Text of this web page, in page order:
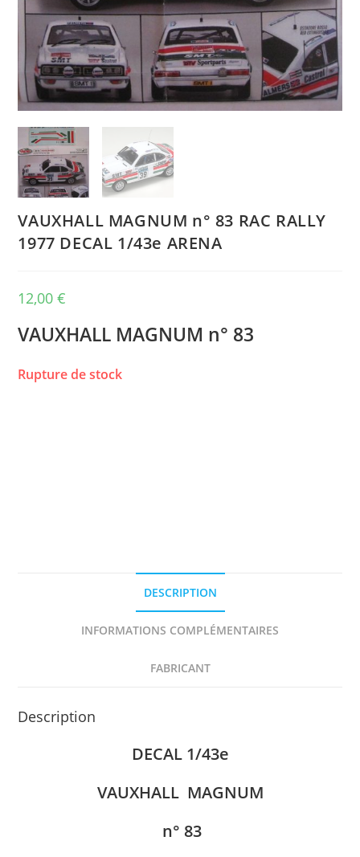
VAUXHALL MAGNUM n° 83 RAC RALLY
1977 DECAL 1/43e ARENA
12,00€
VAUXHALL MAGNUM n° 83
Rupture de stock
DESCRIPTION
INFORMATIONS COMPLÉMENTAIRES
FABRICANT
Description
DECAL 1/43e
VAUXHALL MAGNUM
n° 83